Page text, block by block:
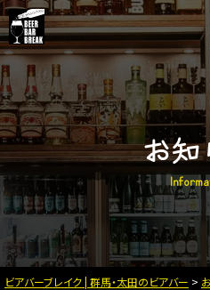
0276-
17:00〜翌
お問
HOME
メニュー
パーティープラン
店舗案内
お知
Informa
ビアバーブレイク | 群馬・太田のビアバー >